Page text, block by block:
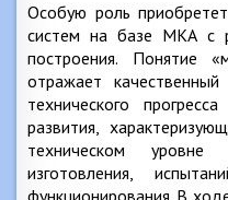
Особую роль
систем на базе МКА с
построения. Понятие
отражает
технического
развития,
техническом уровне
изготовления,
функционирования. В